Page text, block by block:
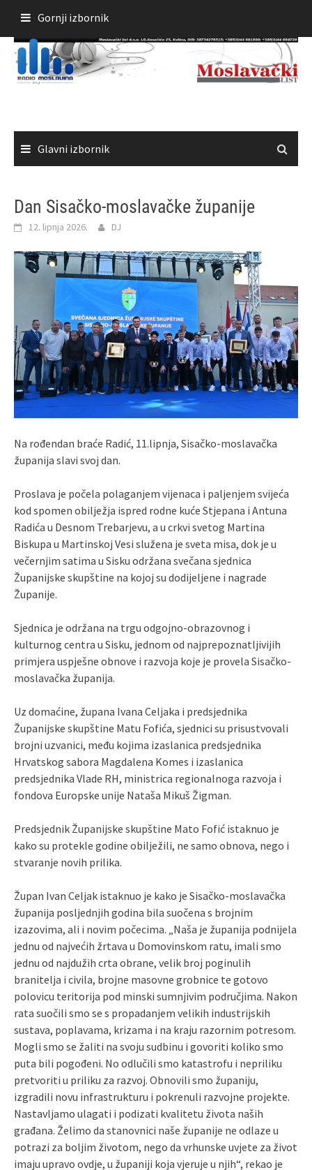
sadržaja
Gornji izbornik
Glavni izbornik
Dan Sisačko-moslavačke županije
12. lipnja 2026. DJ
Na rođendan braće Radić, 11.lipnja, Sisačko-moslavačka
županija slavi svoj dan.
Proslava je počela polaganjem vijenaca i paljenjem svijeća
kod spomen obilježja ispred rodne kuće Stjepana i Antuna
Radića u Desnom Trebarjevu, a u crkvi svetog Martina
Biskupa u Martinskoj Vesi služena je sveta misa, dok je u
večernjim satima u Sisku održana svečana sjednica
Županijske skupštine na kojoj su dodijeljene i nagrade
Županije.
Sjednica je održana na trgu odgojno-obrazovnog i
kulturnog centra u Sisku, jednom od najprepoznatljivijih
primjera uspješne obnove i razvoja koje je provela Sisačko-
moslavačka županija.
Uz domaćine, župana Ivana Celjaka i predsjednika
Županijske skupštine Matu Fofića, sjednici su prisustvovali
brojni uzvanici, među kojima izaslanica predsjednika
Hrvatskog sabora Magdalena Komes i izaslanica
predsjednika Vlade RH, ministrica regionalnoga razvoja i
fondova Europske unije Nataša Mikuš Žigman.
Predsjednik Županijske skupštine Mato Fofić istaknuo je
kako su protekle godine obilježili, ne samo obnova, nego i
stvaranje novih prilika.
Župan Ivan Celjak istaknuo je kako je Sisačko-moslavačka
županija posljednjih godina bila suočena s brojnim
izazovima, ali i novim počecima. „Naša je županija podnijela
jednu od najvećih žrtava u Domovinskom ratu, imali smo
jednu od najdužih crta obrane, velik broj poginulih
branitelja i civila, brojne masovne grobnice te gotovo
polovicu teritorija pod minski sumnjivim područjima. Nakon
rata suočili smo se s propadanjem velikih industrijskih
sustava, poplavama, krizama i na kraju razornim potresom.
Mogli smo se žaliti na svoju sudbinu i govoriti koliko smo
puta bili pogođeni. No odlučili smo katastrofu i nepriliku
pretvoriti u priliku za razvoj. Obnovili smo županiju,
izgradili novu infrastrukturu i pokrenuli razvojne projekte.
Nastavljamo ulagati i podizati kvalitetu života naših
građana. Želimo da stanovnici naše županije ne odlaze u
potrazi za boljim životom, nego da vrhunske uvjete za život
imaju upravo ovdje, u županiji koja vjeruje u njih“, rekao je